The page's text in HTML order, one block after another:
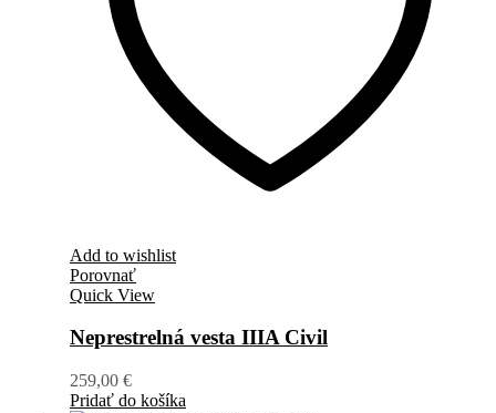
Add to wishlist
Porovnať
Quick View
Neprestrelná vesta IIIA Civil
259,00 €
Pridať do košíka